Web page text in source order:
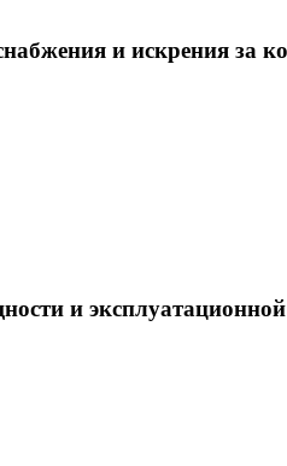
и искрения за
и